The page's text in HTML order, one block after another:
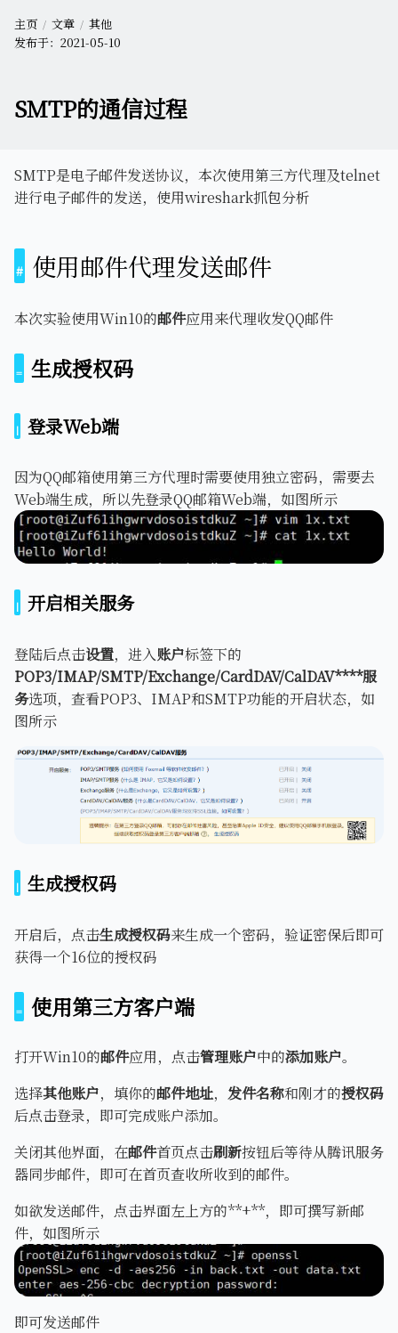
主页 文章
其他
发布于： 2021-05-10
SMTP的通信过程
SMTP是电子邮件发送协议，本次使用第三方代理及telnet
进行电子邮件的发送，使用wireshark抓包分析
使用邮件代理发送邮件
本次实验使用Win10的邮件应用来代理收发QQ邮件
生成授权码
登录Web端
因为QQ邮箱使用第三方代理时需要使用独立密码，需要去
Web端生成，所以先登录QQ邮箱Web端，如图所示
开启相关服务
登陆后点击设置，进入账户标签下的
POP3/IMAP/SMTP/Exchange/CardDAV/CalDAV****服
务选项，查看POP3、IMAP和SMTP功能的开启状态，如
图所示
生成授权码
开启后，点击生成授权码来生成一个密码，验证密保后即可
获得一个16位的授权码
使用第三方客户端
打开Win10的邮件应用，点击管理账户中的添加账户。
选择其他账户，填你的邮件地址， 发件名称和刚才的授权码
后点击登录，即可完成账户添加。
关闭其他界面，在邮件首页点击刷新按钮后等待从腾讯服务
器同步邮件，即可在首页查收所收到的邮件。
如欲发送邮件，点击界面左上方的**+**，即可撰写新邮
件，如图所示
即可发送邮件